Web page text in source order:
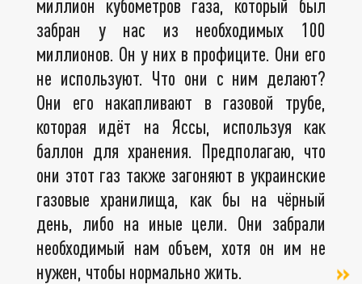
миллион кубометров газа, который был
забран у нас из необходимых 100
миллионов. Он у них в профиците. Они его
не используют. Что они с ним делают?
Они его накапливают в газовой трубе,
которая идёт на Яссы, используя как
баллон для хранения. Предполагаю, что
они этот газ также загоняют в украинские
газовые хранилища, как бы на чёрный
день, либо на иные цели. Они забрали
необходимый нам объем, хотя он им не
нужен, чтобы нормально жить.